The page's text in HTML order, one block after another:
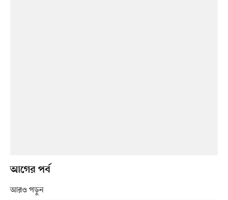
আগের পর্ব
আরও পড়ুন